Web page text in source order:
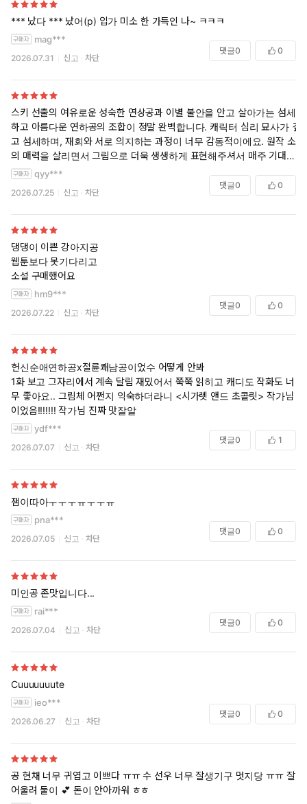
*** 났다 *** 났어(p) 입가 미소 한 가득인 나~ ㅋㅋㅋ
mag***
2026.07.31 신고 차단
댓글0 0
스키 선출의 여유로운 성숙한 연상공과 이별 불안을 안고 살아가는 섬세
하고 아름다운 연하공의 조합이 정말 완벽합니다. 캐릭터 심리 묘사가 깊
고 섬세하며, 재회와 서로 의지하는 과정이 너무 감동적이에요. 원작 소설
의 매력을 살리면서 그림으로 더욱 생생하게 표현해주셔서 매주 기대하
며 보고 있습니다. 최고의 작품입니다!
qyy***
2026.07.25 신고 차단
댓글0 0
댕댕이 이쁜 강아지공
웹툰보다 못기다리고
소설 구매했어요
hm9***
2026.07.22 신고 차단
댓글0 0
헌신순애연하공x절륜쾌남공이었수 어떻게 안봐
1화 보고 그자리에서 계속 달림 재밌어서 쭉쭉 읽히고 캐디도 작화도 너
무 좋아요.. 그림체 어쩐지 익숙하더라니 <시가렛 앤드 초콜릿> 작가님
이었음!!!!!!! 작가님 진짜 맛잘알
ydf***
2026.07.07 신고 차단
댓글0 1
잼이따아ㅜㅜㅜㅠㅜㅜㅠ
pna***
2026.07.05 신고 차단
댓글0 0
미인공 존맛입니다...
rai***
2026.07.04 신고 차단
댓글0 0
Cuuuuuuute
ieo***
2026.06.27 신고 차단
댓글0 0
공 현채 너무 귀엽고 이쁘다 ㅠㅠ 수 선우 너무 잘생기구 멋지당 ㅠㅠ 잘
어울려 둘이 💕 돈이 안아까워 ㅎㅎ